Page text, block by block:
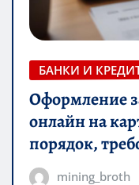
БАНКИ И
Оформление
онлайн на
порядок,
mining_broth